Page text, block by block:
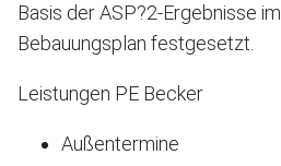
Basis der ASP?2-Ergebnisse im
Bebauungsplan festgesetzt.
Leistungen PE Becker
Außentermine